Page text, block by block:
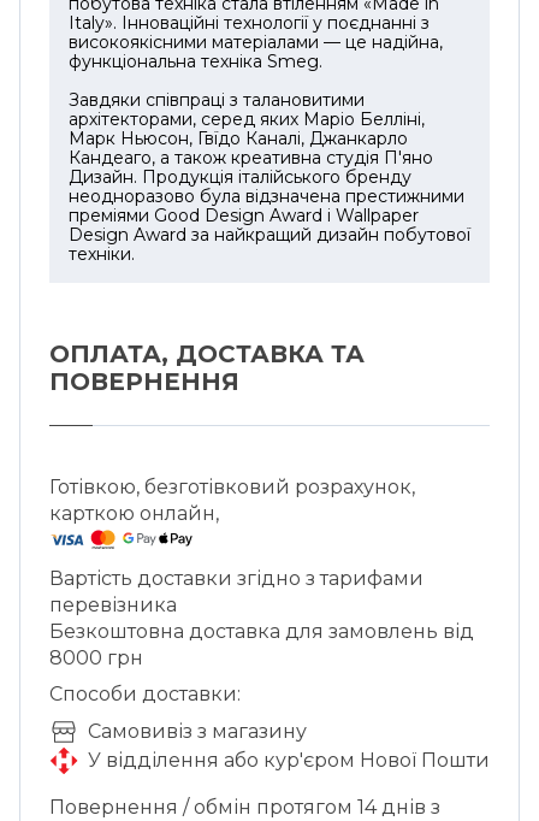
• Чаша з поділками із Tritan стійка до
ударів і також придатна для миття у
посудомийній машині. Забезпечена
знімною кришкою, має зручну ручку та
вміщує 1,4 л.
• Подрібнювач із Tritan оснащений S-
подібними ножами з нержавіючої сталі.
Основа стійка до зісковзування, а ще її
можна зняти і використовувати як кришку
призначена для збивання яєчних білків,
вершків, рідкого тіста. Підходить для миття
Компанія Smeg принципово
використовує матеріали, які безпечні для
довкілля та людини.
Italy». Інноваційні технології у поєднанні з
високоякісними матеріалами — це надійна,
функціональна техніка Smeg.
Завдяки співпраці з талановитими
архітекторами, серед яких Маріо Белліні,
Марк Ньюсон, Гвїдо Каналі, Джанкарло
Кандеаго, а також креативна студія П'яно
Дизайн. Продукція італійського бренду
неодноразово була відзначена престижними
преміями Good Design Award і Wallpaper
Design Award за найкращий дизайн побутової
техніки.
ОПЛАТА, ДОСТАВКА ТА
ПОВЕРНЕННЯ
Готівкою, безготівковий розрахунок,
карткою онлайн,
Вартість доставки згідно з тарифами
перевізника
Безкоштовна доставка для замовлень від
8000 грн
Способи доставки:
Cамовивіз з магазину
У відділення або кур'єром Нової Пошти
Повернення / обмін протягом 14 днів з